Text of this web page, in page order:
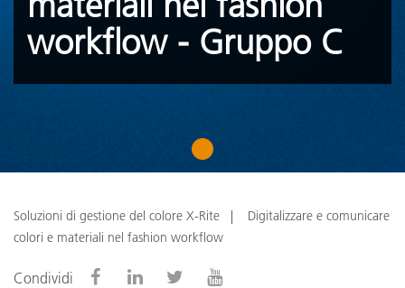
workflow - Gruppo C
1
Soluzioni di gestione del colore X-Rite
Digitalizzare e comunicare
colori e materiali nel fashion workflow
Condividi